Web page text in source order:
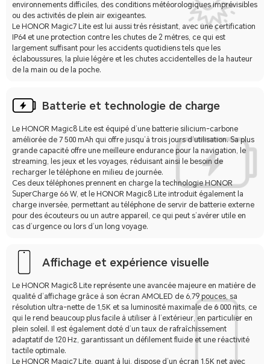
environnements difficiles, des conditions météorologiques imprévisibles
ou des activités de plein air exigeantes.
Le HONOR Magic7 Lite est lui aussi très résistant, avec une certification
IP64 et une protection contre les chutes de 2 mètres, ce qui est
largement suffisant pour les accidents quotidiens tels que les
éclaboussures, la pluie légère et les chutes accidentelles de la hauteur
de la main ou de la poche.
Batterie et technologie de charge
Le HONOR Magic8 Lite est équipé d’une batterie silicium-carbone
améliorée de 7 500 mAh qui offre jusqu’à trois jours d’utilisation. Sa plus
grande capacité offre une meilleure endurance pour la navigation, le
streaming, les jeux et les voyages, réduisant ainsi le besoin de
recharger le téléphone en milieu de journée.
Ces deux téléphones prennent en charge la technologie HONOR
SuperCharge 66 W, et le HONOR Magic8 Lite introduit également la
charge inversée, permettant au téléphone de servir de batterie externe
pour des écouteurs ou un autre appareil, ce qui peut s’avérer utile en
cas d’urgence ou lors d’un long voyage.
Affichage et expérience visuelle
Le HONOR Magic8 Lite représente une avancée majeure en matière de
qualité d’affichage grâce à son écran AMOLED de 6,79 pouces, sa
résolution ultra-nette de 1,5K et sa luminosité maximale de 6 000 nits, ce
qui le rend beaucoup plus facile à utiliser à l’extérieur, en particulier en
plein soleil. Il est également doté d’un taux de rafraîchissement
adaptatif de 120 Hz, garantissant un défilement fluide et une réactivité
tactile optimale.
Le HONOR Magic7 Lite, quant à lui, dispose d’un écran 1,5K net avec